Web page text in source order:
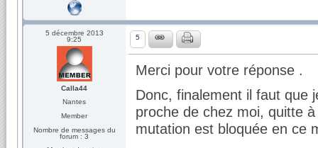
5 décembre 2013
9:25
Calla44
Nantes
Member
Nombre de messages du
forum : 3
5
Merci pour votre réponse .
Donc, finalement il faut que
proche de chez moi, quitte
mutation est bloquée en ce